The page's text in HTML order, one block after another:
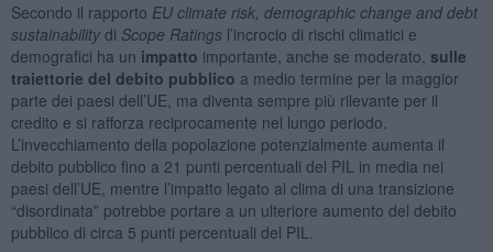
Secondo il rapporto EU climate risk, demographic change and debt
sustainabilitydi Scope Ratingsl’incrocio di rischi climatici e
demografici ha un impatto importante, anche se moderato, sulle
traiettorie del debito pubblico a medio termine per la maggior
parte dei paesi dell’UE, ma diventa sempre più rilevante per il
credito e si rafforza reciprocamente nel lungo periodo.
L’invecchiamento della popolazione potenzialmente aumenta il
debito pubblico fino a 21 punti percentuali del PIL in media nei
paesi dell’UE, mentre l’impatto legato al clima di una transizione
“disordinata” potrebbe portare a un ulteriore aumento del debito
pubblico di circa 5 punti percentuali del PIL.